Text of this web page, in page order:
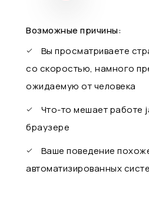
Возможные причины:
Вы просматриваете
со скоростью, намного
ожидаемую от человека
Что-то мешает работе
браузере
Ваше поведение
автоматизированных